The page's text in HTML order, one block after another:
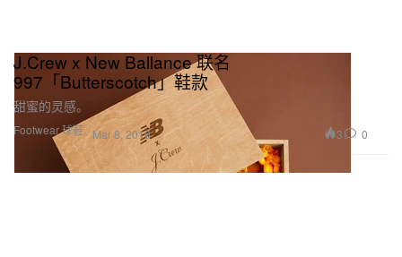
Footwear 球鞋
J.Crew x New Ballance 联名
997「Butterscotch」鞋款
甜蜜的灵感。
Mar 8, 2016 3 0